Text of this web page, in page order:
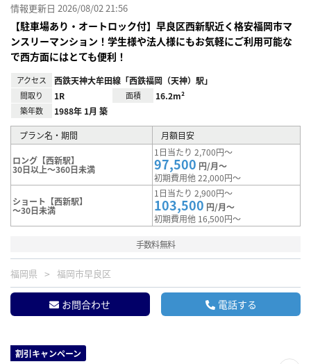
情報更新日 2026/08/02 21:56
【駐車場あり・オートロック付】早良区西新駅近く格安福岡市マ
ンスリーマンション！学生様や法人様にもお気軽にご利用可能な
で西方面にはとても便利！
アクセス 西鉄天神大牟田線「西鉄福岡（天神）駅」
間取り 1R 面積 16.2m²
築年数 1988年 1月 築
プラン名・期間 月額目安
ロング【西新駅】
30日以上～360日未満
1日当たり 2,700円～
97,500 円/月～
初期費用他 22,000円～
ショート【西新駅】
～30日未満
1日当たり 2,900円～
103,500 円/月～
初期費用他 16,500円～
手数料無料
福岡県 福岡市早良区
お問合わせ 電話する
割引キャンペーン